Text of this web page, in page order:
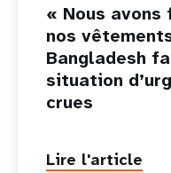
« Nous
nos
Bangladesh
situation
crues
Lire l'article